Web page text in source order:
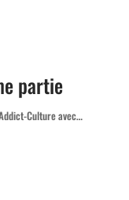
partie
Culture avec…